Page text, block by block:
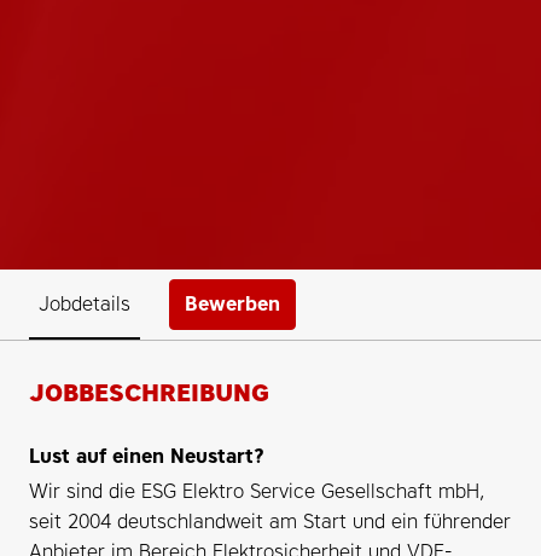
Jobdetails Bewerben
JOBBESCHREIBUNG
Lust auf einen Neustart?
Wir sind die ESG Elektro Service Gesellschaft mbH,
seit 2004 deutschlandweit am Start und ein führender